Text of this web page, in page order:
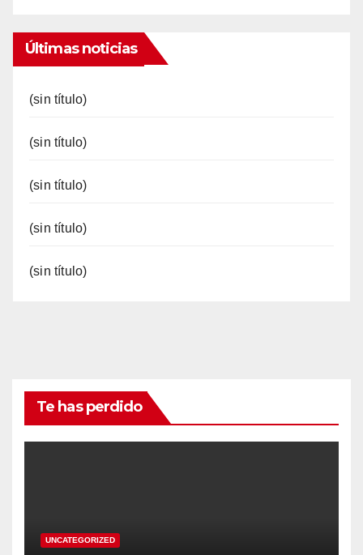
Últimas noticias
(sin título)
(sin título)
(sin título)
(sin título)
(sin título)
Te has perdido
UNCATEGORIZED